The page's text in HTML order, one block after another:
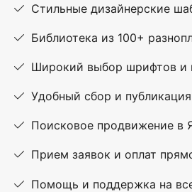
Стильные дизайнерские
Библиотека из 100+
Широкий выбор шрифтов и
Удобный сбор и
Поисковое продвижение в
Прием заявок и оплат
Помощь и поддержка на